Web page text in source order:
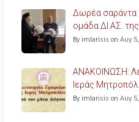
Δωρέα σαράντα
ομάδα ΔΙ.ΑΣ.
By imlarisis on Αυγ
ΑΝΑΚΟΙΝΩΣΗ:
Ιεράς
By imlarisis on Αυγ